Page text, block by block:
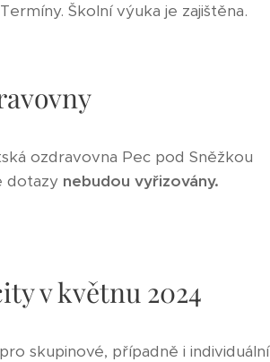
Školní výuka je zajištěna.
ozdravovna Pec pod Sněžkou
dotazy nebudou vyřizovány.
v květnu 2024
skupinové, případně i individuální